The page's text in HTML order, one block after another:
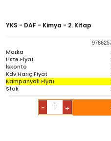
YKS - DAF - Kimya - 2. Kitap
Marka
:
Liste Fiyat :
İskonto :
Kdv Hariç Fiyat :
Kampanyalı Fiyat :
Stok :
- +